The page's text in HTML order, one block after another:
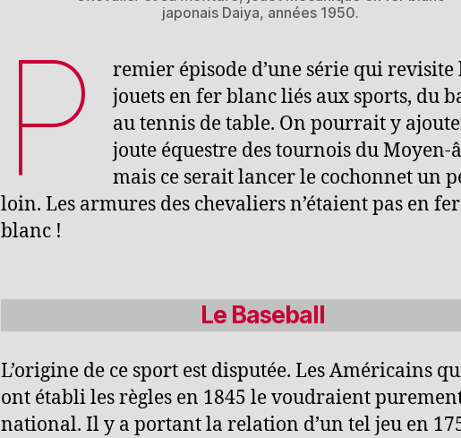
japonais Daiya, années 1950.
P
remier épisode d’une série qui revisite
jouets en fer blanc liés aux sports, du
au tennis de table. On pourrait y
joute équestre des tournois du Moyen-
mais ce serait lancer le cochonnet un
loin. Les armures des chevaliers n’étaient pas en fer
blanc !
Le Baseball
L’origine de ce sport est disputée. Les Américains
ont établi les règles en 1845 le voudraient
national. Il y a portant la relation d’un tel jeu en